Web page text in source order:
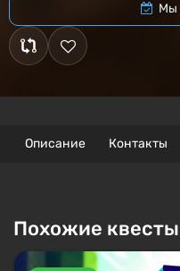
Мы
Описание Контакты
Похожие